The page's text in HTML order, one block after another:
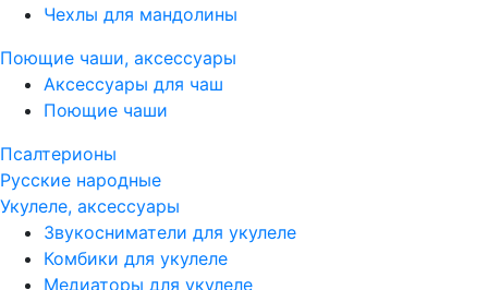
Чехлы для мандолины
Поющие чаши, аксессуары
Аксессуары для чаш
Поющие чаши
Псалтерионы
Русские народные
Укулеле, аксессуары
Звукосниматели для укулеле
Комбики для укулеле
Медиаторы для укулеле